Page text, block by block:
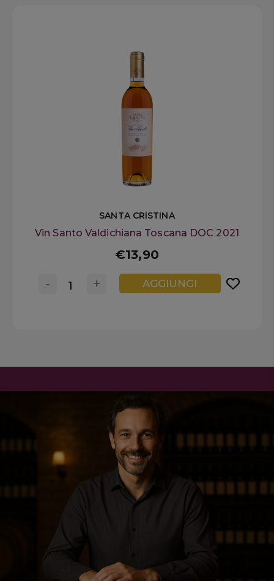
SANTA CRISTINA
Vin Santo Valdichiana Toscana DOC 2021
€13,90
+
- AGGIUNGI